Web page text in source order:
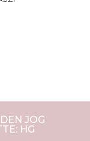
JOG
HG